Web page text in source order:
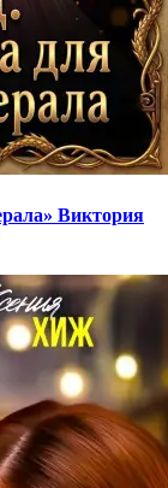
Виктория